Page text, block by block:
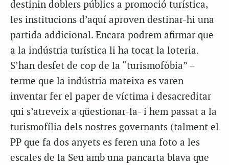
destinin doblers públics a promoció turística,
les institucions d’aquí aproven destinar-hi una
partida addicional. Encara podrem afirmar que
a la indústria turística li ha tocat la loteria.
S’han desfet de cop de la “turismofòbia” –
terme que la indústria mateixa es varen
inventar fer el paper de víctima i desacreditar
qui s’atreveix a qüestionar-la- i hem passat a la
turismofília dels nostres governants (talment el
PP que fa dos anyets es feren una foto a les
escales de la Seu amb una pancarta blava que